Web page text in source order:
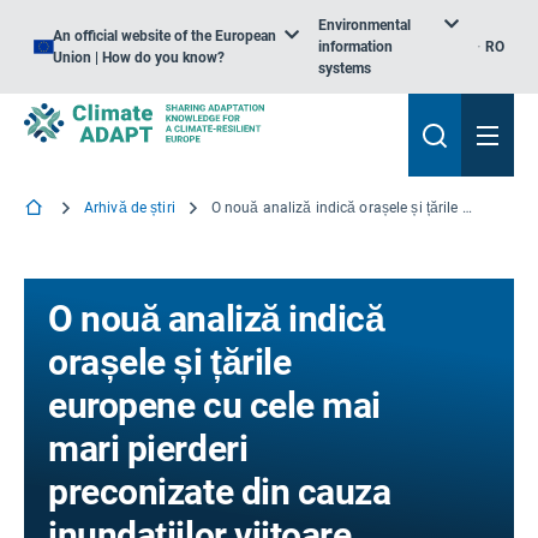
An official website of the European
Union | How do you know?
Environmental
information
systems
RO
Arhivă de știri O nouă analiză indică orașele și țările europene cu cele mai mari pierderi preconizate din cauza inundațiilor viitoare
O nouă analiză indică
orașele și țările
europene cu cele mai
mari pierderi
preconizate din cauza